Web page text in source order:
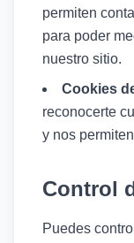
permiten
para poder
nuestro sitio.
Cookies
reconocerte
y nos
Control
Puedes